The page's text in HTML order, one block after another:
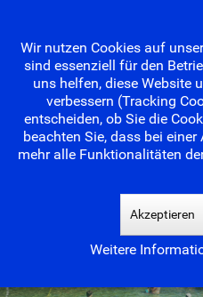
Suchen
Wir nutzen Cookies auf
sind essenziell für den
uns helfen, diese Website
verbessern (Tracking
entscheiden, ob Sie die
beachten Sie, dass bei
mehr alle Funktionalitäten
Akzeptieren
Weitere